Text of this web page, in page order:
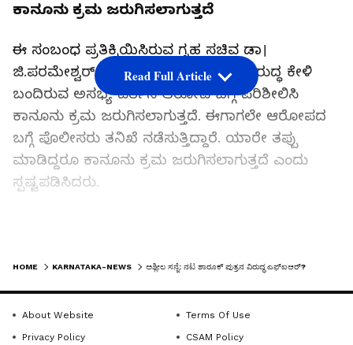
ಕಾನೂನು ಕ್ರಮ ಜರುಗಿಸಲಾಗುತ್ತದೆ
ಈ ಸಂಬಂಧ ಪ್ರತಿಕ್ರಿಯಿಸಿರುವ ಗೃಹ ಸಚಿವ ಡಾ।
ಜಿ.ಪರಮೇಶ್ವರ್ ಅವರು, ಆರ್ಯನ್ ಖಾನ್‌ ವಿರುದ್ಧ ಕೇಳಿ
ಬಂದಿರುವ ಅಸಭ್ಯ ವರ್ತನೆ ಆರೋಪ ಬಗ್ಗೆ ಪರಿಶೀಲಿಸಿ
ಕಾನೂನು ಕ್ರಮ ಜರುಗಿಸಲಾಗುತ್ತದೆ. ಈಗಾಗಲೇ ಆರೋಪದ
ಬಗ್ಗೆ ಪೊಲೀಸರು ತನಿಖೆ ನಡೆಸುತ್ತಿದ್ದಾರೆ. ಯಾರೇ ತಪ್ಪು
ಮಾಡಿದ್ದರೂ ಕಾನೂನು ಕ್ರಮ ಜರುಗಿಸಲಾಗುತ್ತದೆ ಎಂದು
ಸ್ಪಷ್ಟಪಡಿಸಿದರು.
ಕಾರ್ಯಕ್ರಮದಲ್ಲಿ ಪಾಲ್ಗೊಂಡಿದ್ದ ಆರ್ಯನ್ ಖಾನ್‌, ಸಭಿಕರತ್ತ
ಆಗಿತ್ತು.
Read Full Article
HOME KARNATAKA-NEWS ಅಶ್ಲೀಲ ಸನ್ನೆ: ನಟ ಶಾರೂಕ್ ಪುತ್ರನ ವಿರುದ್ಧ ಎಫ್‌ಐಆರ್?
About Website
Terms Of Use
Privacy Policy
CSAM Policy